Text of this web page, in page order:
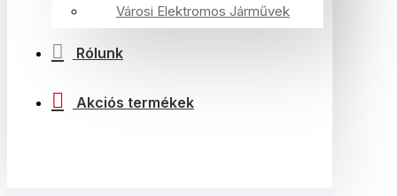
Városi Elektromos Járművek
Rólunk
Akciós termékek